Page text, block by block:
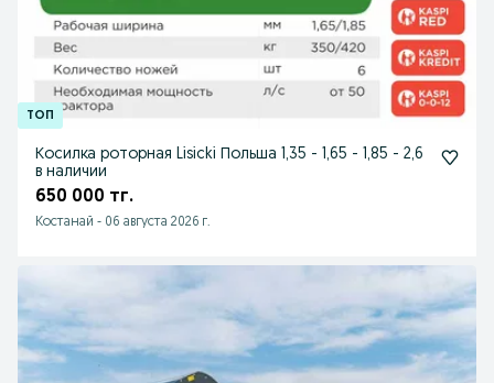
Косилка роторная Lisicki Польша 1,35 - 1,65 - 1,85 - 2,6
в наличии
650 000 тг.
Костанай - 06 августа 2026 г.